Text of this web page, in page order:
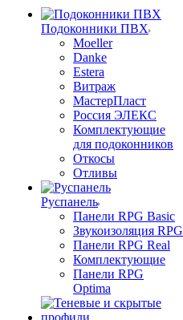
Подоконники ПВХ
Moeller
Danke
Estera
Витраж
МастерПласт
Россия ЭЛЕКС
Комплектующие
для подоконников
Откосы
Отливы
Руспанель
Панели RPG Basic
Звукоизоляция RPG
Панели RPG Real
Комплектующие
Панели RPG
Optima